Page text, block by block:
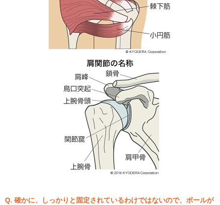
Q. 確かに、しっかりと固定されているわけではないので、ボールが